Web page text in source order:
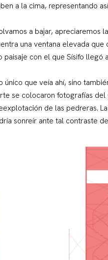
a la cima, representando
a bajar, apreciaremos
una ventana elevada
con el que Sísifo llegó
único que veía ahí, sino
se colocaron fotografías
de las pedreras.
sonreír ante tal contraste